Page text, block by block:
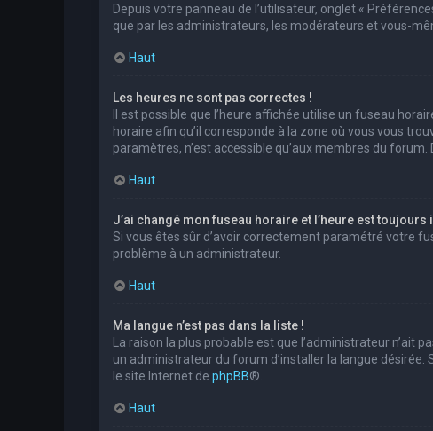
Depuis votre panneau de l’utilisateur, onglet «
que par les administrateurs, les modérateurs et vous-
Haut
Les heures ne sont pas correctes !
Il est possible que l’heure affichée utilise un fuseau
horaire afin qu’il corresponde à la zone où vous vous
paramètres, n’est accessible qu’aux membres du
Haut
J’ai changé mon fuseau horaire et l’heure est toujours
Si vous êtes sûr d’avoir correctement paramétré votre
problème à un administrateur.
Haut
Ma langue n’est pas dans la liste !
La raison la plus probable est que l’administrateur n’ait
un administrateur du forum d’installer la langue désirée.
le site Internet de phpBB®.
Haut